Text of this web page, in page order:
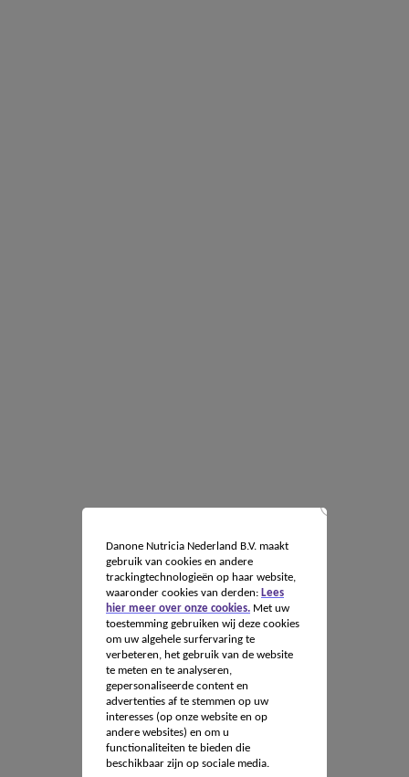
Danone Nutricia Nederland B.V. maakt
gebruik van cookies en andere
trackingtechnologieën op haar website,
waaronder cookies van derden: Lees
hier meer over onze cookies.Met uw
toestemming gebruiken wij deze cookies
om uw algehele surfervaring te
verbeteren, het gebruik van de website
te meten en te analyseren,
gepersonaliseerde content en
advertenties af te stemmen op uw
interesses (op onze website en op
andere websites) en om u
functionaliteiten te bieden die
beschikbaar zijn op sociale media.